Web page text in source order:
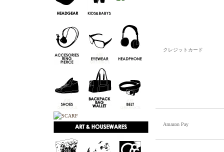
クレジットカード
Amazon Pay